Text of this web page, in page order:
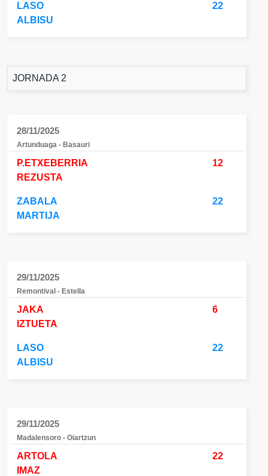
LASO
ALBISU
22
JORNADA 2
28/11/2025
Artunduaga - Basauri
P.ETXEBERRIA
REZUSTA
12
ZABALA
MARTIJA
22
29/11/2025
Remontival - Estella
JAKA
IZTUETA
6
LASO
ALBISU
22
29/11/2025
Madalensoro - Oiartzun
ARTOLA
IMAZ
22